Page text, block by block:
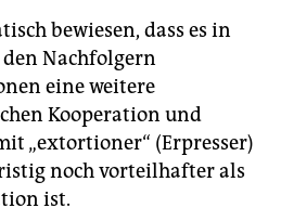
bewiesen, dass es in
Nachfolgern
eine weitere
Kooperation und
„extortioner“ (Erpresser)
noch vorteilhafter als
ist.